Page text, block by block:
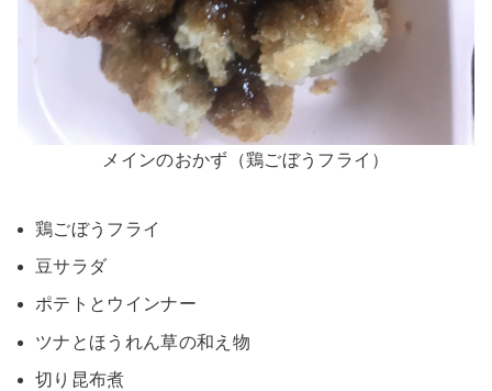
メインのおかず（鶏ごぼうフライ）
鶏ごぼうフライ
豆サラダ
ポテトとウインナー
ツナとほうれん草の和え物
切り昆布煮